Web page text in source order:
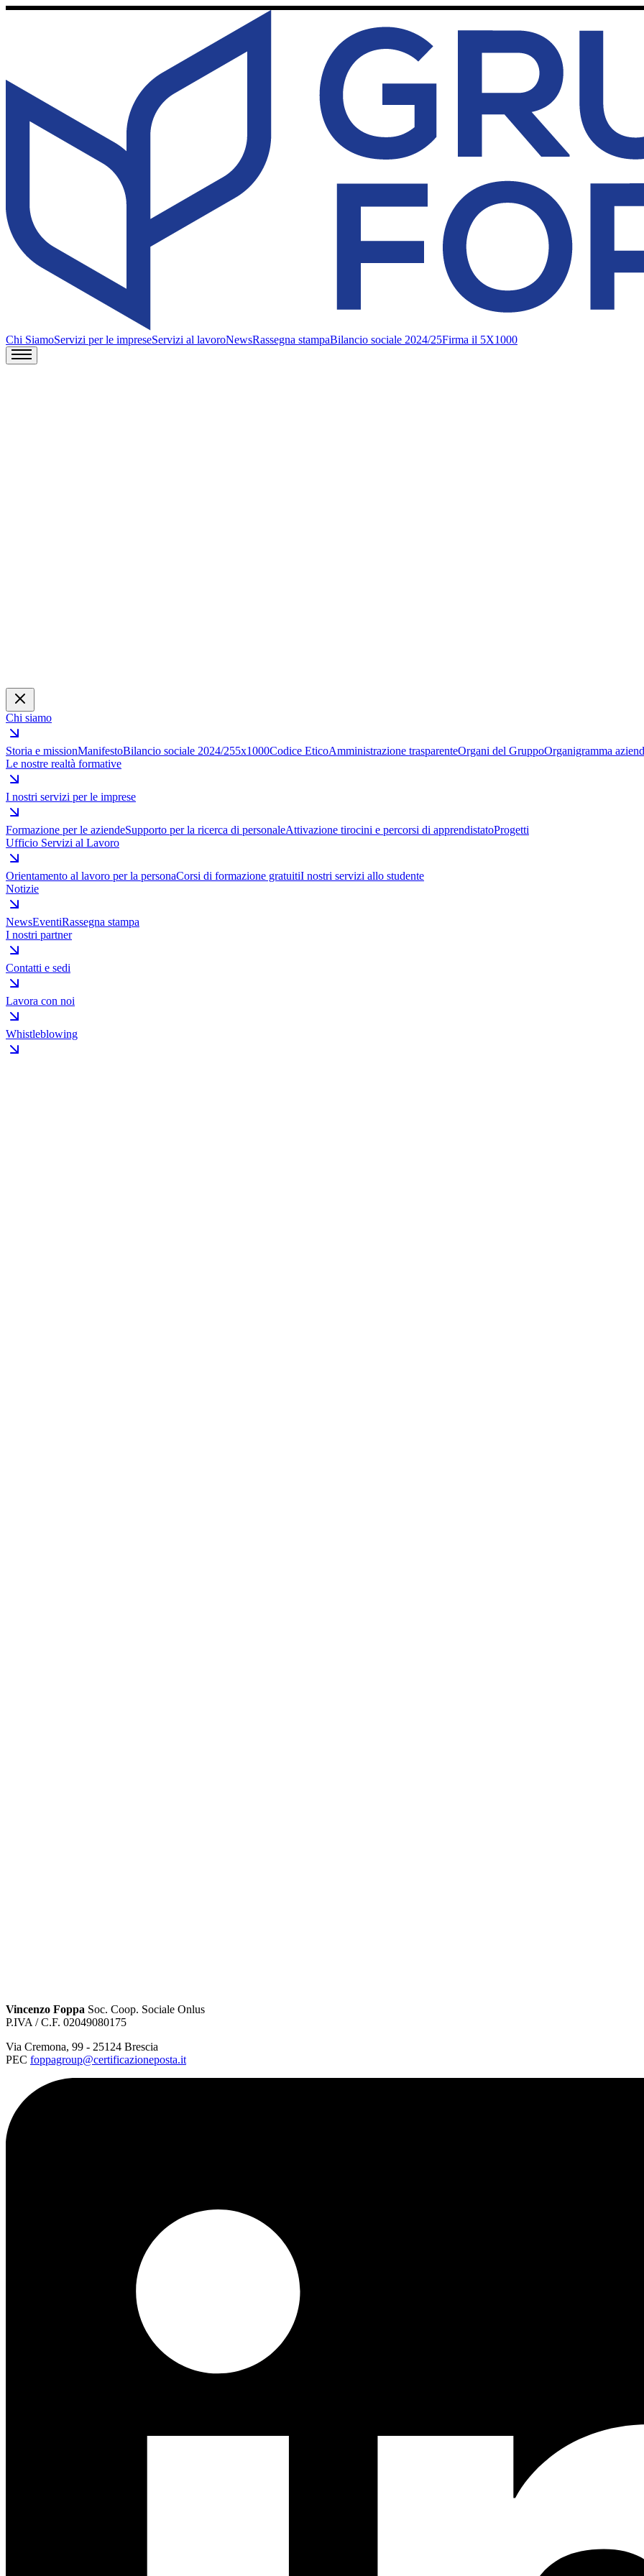
Chi SiamoServizi per le impreseServizi al lavoroNewsRassegna stampaBilancio sociale 2024/25Firma il 5X1000
Chi siamo
Storia e missionManifestoBilancio sociale 2024/255x1000Codice EticoAmministrazione trasparenteOrgani del GruppoOrganigramma
Le nostre realtà formative
I nostri servizi per le imprese
Formazione per le aziendeSupporto per la ricerca di personaleAttivazione tirocini e percorsi di apprendistatoProgetti
Ufficio Servizi al Lavoro
Orientamento al lavoro per la personaCorsi di formazione gratuitiI nostri servizi allo studente
Notizie
NewsEventiRassegna stampa
I nostri partner
Contatti e sedi
Lavora con noi
Whistleblowing
Vincenzo Foppa Soc. Coop. Sociale Onlus
P.IVA / C.F. 02049080175
Via Cremona, 99 - 25124 Brescia
PEC foppagroup@certificazioneposta.it